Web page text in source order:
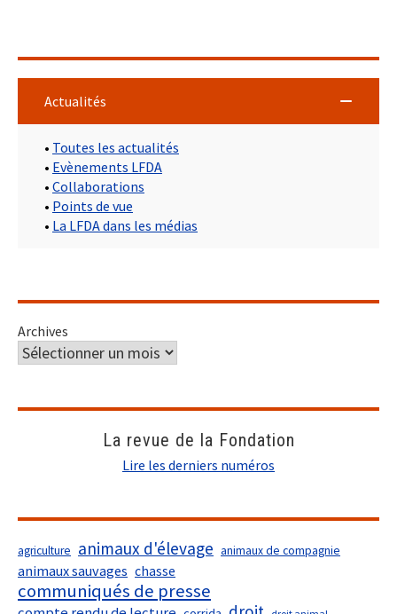
Actualités
• Toutes les actualités
• Evènements LFDA
• Collaborations
• Points de vue
• La LFDA dans les médias
Archives
La revue de la Fondation
Lire les derniers numéros
agriculture animaux d'élevage animaux de compagnie
animaux sauvages chasse
communiqués de presse